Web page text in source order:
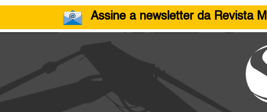
Assine a newsletter da Revista